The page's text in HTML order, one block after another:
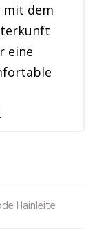
mit dem
eine
Hainleite